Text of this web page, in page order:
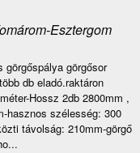
Esztergom
görgőspálya görgősor
db eladó.raktáron
Hossz 2db 2800mm ,
hasznos szélesség: 300
távolság: 210mm-görgő